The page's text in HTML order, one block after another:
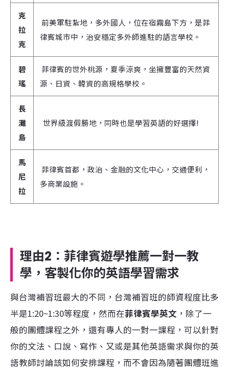
克
拉
克
前美軍駐紮地，多外國人，位在宿霧島下方，是菲
律賓城市中，治安穩定多外師進駐的語言學校。
碧
瑤
菲律賓的世外桃源，夏季涼爽，坐擁豐富的天然資
源、日資、韓資的高規格學校。
長
灘
島
世界級渡假勝地，同時也是學習英語的好選擇!
馬
尼
拉
菲律賓首都，政治、金融的文化中心，交通便利，
多商業設施。
理由2：菲律賓遊學推薦一對一教
學，客製化你的英語學習需求
與台灣補習班最大的不同，台灣補習班的師資程度比多
半是1:20~1:30等程度，然而在菲律賓學英文 ，除了一
般的團體課程之外，還有專人的一對一課程，可以針對
你的文法、口說、寫作、又或是其他英語需求與你的英
語教師討論該如何安排課程，而不會因為隨著團體班進